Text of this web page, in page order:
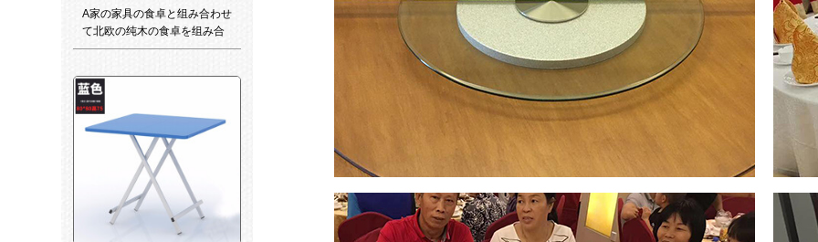
A家の家具の食卓と组み合わせ
て北欧の纯木の食卓を组み合
わせました。日本式テーブル
ルです。